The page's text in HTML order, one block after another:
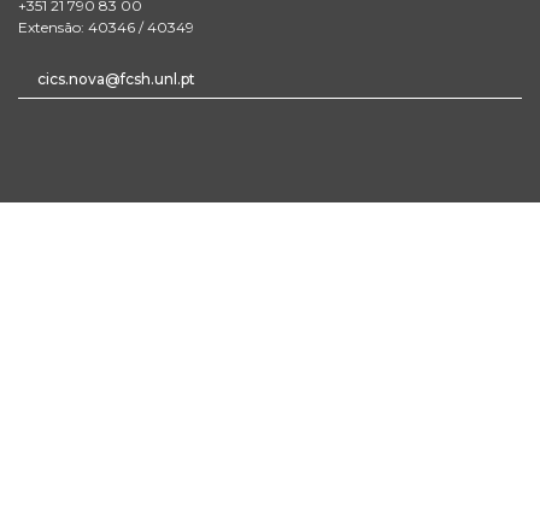
+351 21 790 83 00
Extensão: 40346 / 40349
cics.nova@fcsh.unl.pt